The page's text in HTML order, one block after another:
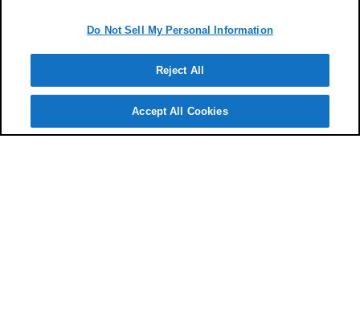
代理店に
相談予約
Do Not Sell My Personal Information
Reject All
Accept All Cookies